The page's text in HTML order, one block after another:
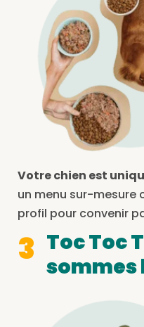
Votre chien est
un menu sur-mesure
profil pour convenir
3 Toc Toc
sommes